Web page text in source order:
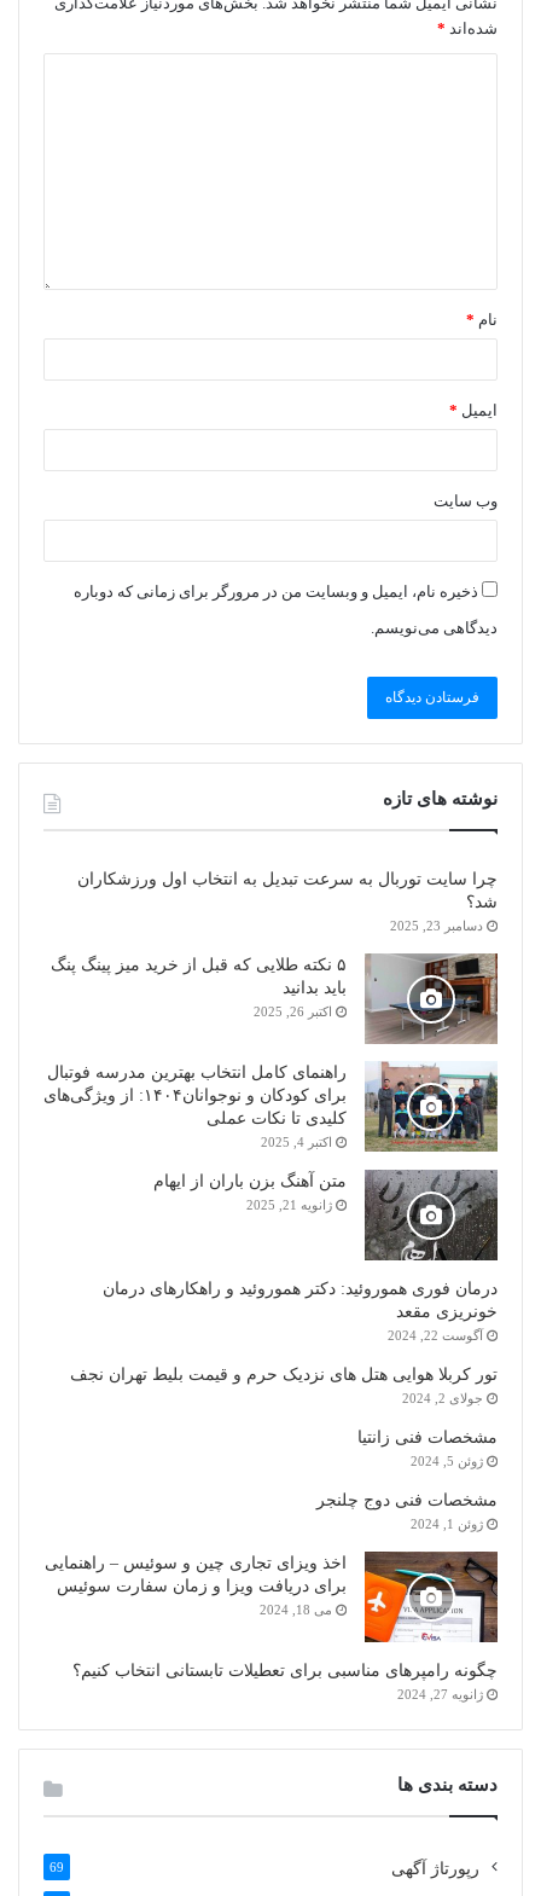
شده‌اند *
نام *
ایمیل *
وب‌ سایت
ذخیره نام، ایمیل و وبسایت من در مرورگر برای زمانی که دوباره
دیدگاهی می‌نویسم.
نوشته های تازه
چرا سایت توربال به ‌سرعت تبدیل به انتخاب اول ورزشکاران
شد؟
دسامبر 23, 2025
۵ نکته طلایی که قبل از خرید میز پینگ پنگ
باید بدانید
اکتبر 26, 2025
راهنمای کامل انتخاب بهترین مدرسه فوتبال
برای کودکان و نوجوانان۱۴۰۴: از ویژگی‌های
کلیدی تا نکات عملی
اکتبر 4, 2025
متن آهنگ بزن باران از ایهام
ژانویه 21, 2025
درمان فوری هموروئید: دکتر هموروئید و راهکارهای درمان
خونریزی مقعد
آگوست 22, 2024
تور کربلا هوایی هتل های نزدیک حرم و قیمت بلیط تهران نجف
جولای 2, 2024
مشخصات فنی زانتیا
ژوئن 5, 2024
مشخصات فنی دوج چلنجر
ژوئن 1, 2024
اخذ ویزای تجاری چین و سوئیس – راهنمایی
برای دریافت ویزا و زمان سفارت سوئیس
می 18, 2024
چگونه رامپرهای مناسبی برای تعطیلات تابستانی انتخاب کنیم؟
ژانویه 27, 2024
دسته بندی ها
رپورتاژ آگهی 69